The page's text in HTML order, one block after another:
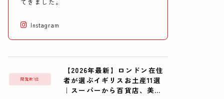
Instagram
【2026年最新】ロンドン在住
者が選ぶイギリスお土産11選
｜スーパーから百貨店、美術
閲覧数1位